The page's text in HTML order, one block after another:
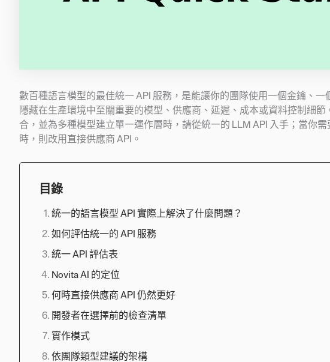
數百種語言模型的最佳統一 API 服務，是能讓你的團隊使用一個金鑰、
隱藏在生產環境中至關重要的模型、供應商、延遲、成本或資料控制細
合，並為多種模型建立單一運作層時，請從統一的 LLM API 入手；當你
時，則改用直接供應商 API。
目錄
統一的語言模型 API 實際上解決了什麼問題？
如何評估統一的 API 服務
統一 API 評估表
Novita AI 的定位
何時直接供應商 API 仍然更好
開發者在選擇前的檢查清單
實作模式
依團隊類型建議的架構